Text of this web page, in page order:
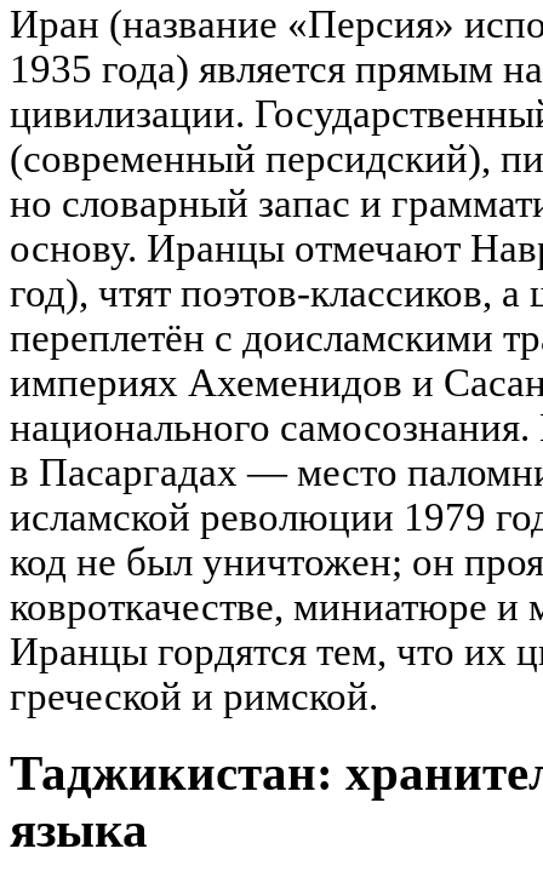
Иран (название «Персия»
1935 года) является прямым
цивилизации.
(современный персидский),
но словарный запас и
основу. Иранцы отмечают
год), чтят поэтов-классиков,
переплетён с доисламскими
империях Ахеменидов и
национального
в Пасаргадах — место
исламской революции 1979
код не был уничтожен; он
ковроткачестве, миниатюре
Иранцы гордятся тем, что их
греческой и римской.
Таджикистан:
языка